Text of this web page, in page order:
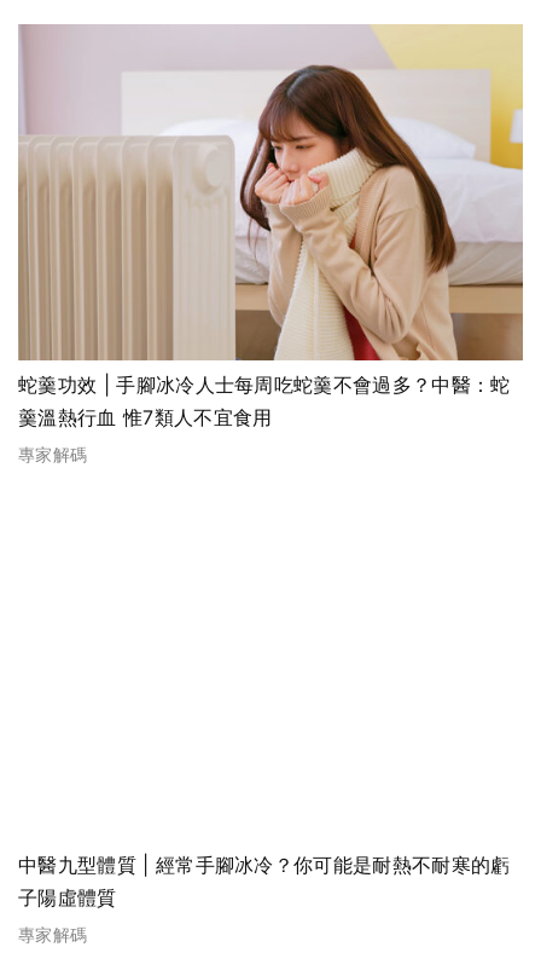
蛇羹功效 | 手腳冰冷人士每周吃蛇羹不會過多？中醫：蛇
羹溫熱行血 惟7類人不宜食用
專家解碼
中醫九型體質 | 經常手腳冰冷？你可能是耐熱不耐寒的虧
子陽虛體質
專家解碼